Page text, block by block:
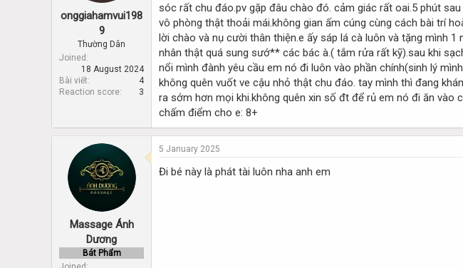
tonggiahamvui198
9
Thường Dân
Joined
18 August 2024
Bài viết
4
Reaction score
3
sóc rất chu đáo.pv gặp đâu chào đó. cảm giác rất oai.5 phút
vô phòng thật thoải mái.không gian ấm cúng cùng cách bài trí
lời chào và nụ cười thân thiện.e ấy sáp lá cà luôn và tặng mình
nhân thật quá sung sướ** các bác à.( tắm rửa rất kỹ).sau khi
nổi mình đành yêu cầu em nó đi luôn vào phần chính(sinh lý
không quên vuốt ve cậu nhỏ thật chu đáo. tay mình thì đang
ra sớm hơn mọi khi.không quên xin số đt để rủ em nó đi ăn vào
chấm điểm cho e: 8+
Massage Ánh
Dương
Bát Phẩm
5 January 2025
Đi bé này là phát tài luôn nha anh em